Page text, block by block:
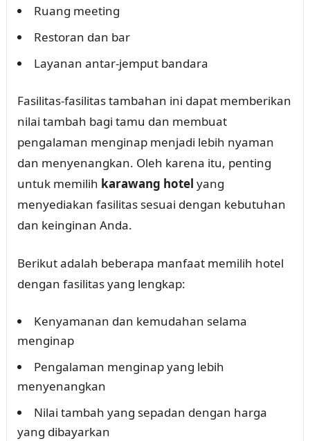
Ruang meeting
Restoran dan bar
Layanan antar-jemput bandara
Fasilitas-fasilitas tambahan ini dapat memberikan
nilai tambah bagi tamu dan membuat
pengalaman menginap menjadi lebih nyaman
dan menyenangkan. Oleh karena itu, penting
untuk memilih karawang hotel yang
menyediakan fasilitas sesuai dengan kebutuhan
dan keinginan Anda.
Berikut adalah beberapa manfaat memilih hotel
dengan fasilitas yang lengkap:
Kenyamanan dan kemudahan selama
menginap
Pengalaman menginap yang lebih
menyenangkan
Nilai tambah yang sepadan dengan harga
yang dibayarkan